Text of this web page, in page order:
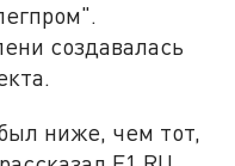
создавалась
ниже, чем тот,